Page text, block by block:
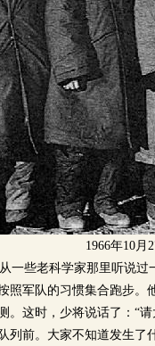
1966年10
一些老科学家那里听说过
照军队的习惯集合跑步。
。这时，少将说话了：“
列前。大家不知道发生了